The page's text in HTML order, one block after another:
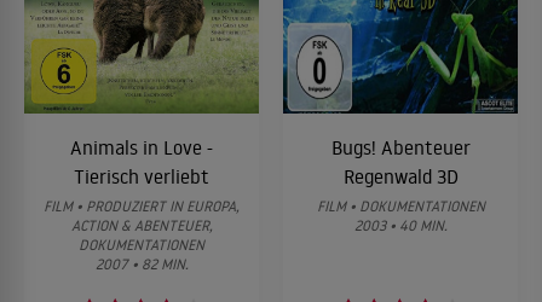
Animals in Love -
Tierisch verliebt
FILM • PRODUZIERT IN EUROPA,
ACTION & ABENTEUER,
DOKUMENTATIONEN
2007 • 82 MIN.
Bugs! Abenteuer
Regenwald 3D
FILM • DOKUMENTATIONEN
2003 • 40 MIN.